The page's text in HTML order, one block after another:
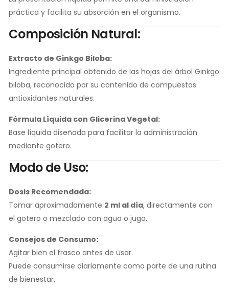
práctica y facilita su absorción en el organismo.
Composición Natural:
Extracto de Ginkgo Biloba:
Ingrediente principal obtenido de las hojas del árbol Ginkgo
biloba, reconocido por su contenido de compuestos
antioxidantes naturales.
Fórmula Líquida con Glicerina Vegetal:
Base líquida diseñada para facilitar la administración
mediante gotero.
Modo de Uso:
Dosis Recomendada:
Tomar aproximadamente 2 ml al día, directamente con
el gotero o mezclado con agua o jugo.
Consejos de Consumo:
Agitar bien el frasco antes de usar.
Puede consumirse diariamente como parte de una rutina
de bienestar.